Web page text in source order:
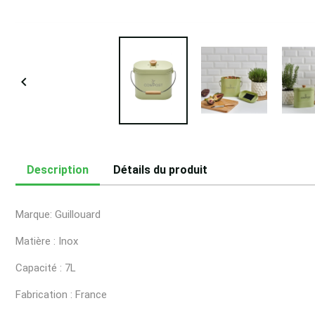

Description Détails du produit
Marque: Guillouard
Matière : Inox
Capacité : 7L
Fabrication : France